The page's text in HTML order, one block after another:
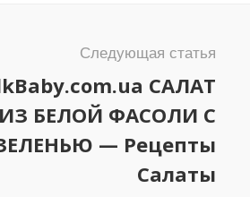
Следующая статья
САЛАТ
ИЗ БЕЛОЙ ФАСОЛИ С
— Рецепты
Салаты